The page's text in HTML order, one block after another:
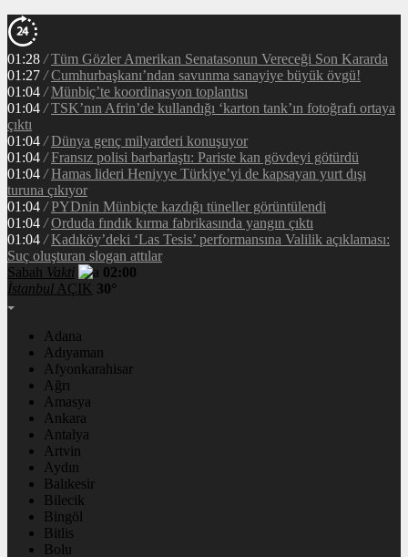
01:28 / Tüm Gözler Amerikan Senatasonun Vereceği Son Kararda
01:27 / Cumhurbaşkanı’ndan savunma sanayiye büyük övgü!
01:04 / Münbiç’te koordinasyon toplantısı
01:04 / TSK’nın Afrin’de kullandığı ‘karton tank’ın fotoğrafı ortaya
çıktı
01:04 / Dünya genç milyarderi konuşuyor
01:04 / Fransız polisi barbarlaştı: Pariste kan gövdeyi götürdü
01:04 / Hamas lideri Heniyye Türkiye’yi de kapsayan yurt dışı
turuna çıkıyor
01:04 / PYDnin Münbiçte kazdığı tüneller görüntülendi​
01:04 / Orduda fındık kırma fabrikasında yangın çıktı
01:04 / Kadıköy’deki ‘Las Tesis’ performansına Valilik açıklaması:
Suç oluşturan slogan attılar
Sabah Vakti
02:00
İstanbul AÇIK 30°
Adana
Adıyaman
Afyonkarahisar
Ağrı
Amasya
Ankara
Antalya
Artvin
Aydın
Balıkesir
Bilecik
Bingöl
Bitlis
Bolu